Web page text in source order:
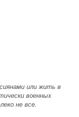
или жить в
военных
не все.